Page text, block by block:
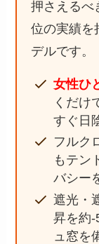
押さえるべ
位の実績を
デルです。
女性ひ
くだけ
すぐ日
フルク
もテン
バシー
遮光・
昇を約
ュ窓を